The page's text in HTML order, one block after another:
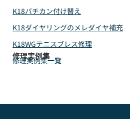
K18バチカン付け替え
K18ダイヤリングのメレダイヤ補充
K18WGテニスブレス修理
修理実例集
修理実例集一覧